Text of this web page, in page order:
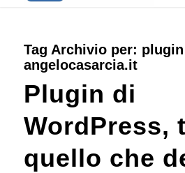
Tag Archivio per:
angelocasarcia.it
Plugin di
WordPress,
quello che